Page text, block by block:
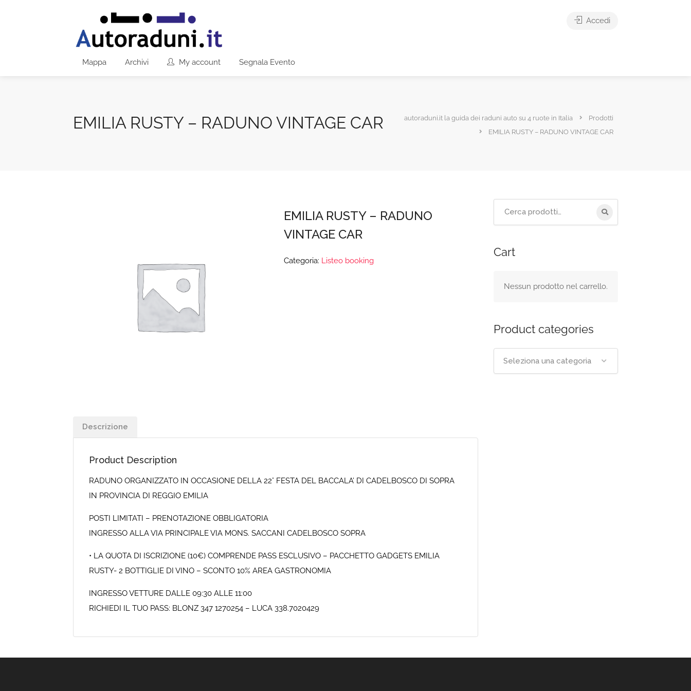
Mappa Archivi My account Segnala Evento
Accedi
EMILIA RUSTY – RADUNO VINTAGE CAR autoraduni.it la guida dei raduni auto su 4 ruote in Italia
Prodotti
EMILIA RUSTY – RADUNO VINTAGE CAR
EMILIA RUSTY – RADUNO
VINTAGE CAR
Categoria: Listeo booking
Descrizione
Product Description
RADUNO ORGANIZZATO IN OCCASIONE DELLA 22° FESTA DEL BACCALA’ DI CADELBOSCO DI SOPRA
IN PROVINCIA DI REGGIO EMILIA
POSTI LIMITATI – PRENOTAZIONE OBBLIGATORIA
INGRESSO ALLA VIA PRINCIPALE VIA MONS. SACCANI CADELBOSCO SOPRA
• LA QUOTA DI ISCRIZIONE (10€) COMPRENDE PASS ESCLUSIVO – PACCHETTO GADGETS EMILIA
RUSTY- 2 BOTTIGLIE DI VINO – SCONTO 10% AREA GASTRONOMIA
INGRESSO VETTURE DALLE 09:30 ALLE 11:00
RICHIEDI IL TUO PASS: BLONZ 347 1270254 – LUCA 338.7020429
Cart
Nessun prodotto nel carrello.
Product categories
Seleziona una categoria